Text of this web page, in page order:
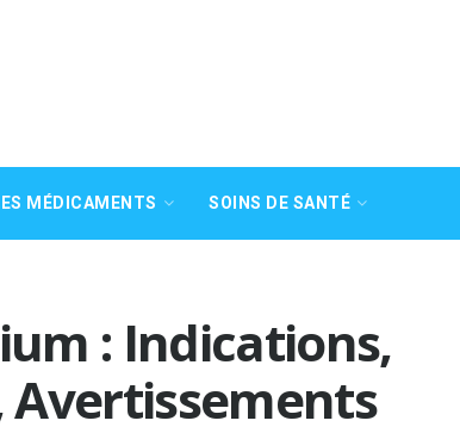
MÉDICAMENTS SOINS DE SANTÉ
: Indications,
Avertissements